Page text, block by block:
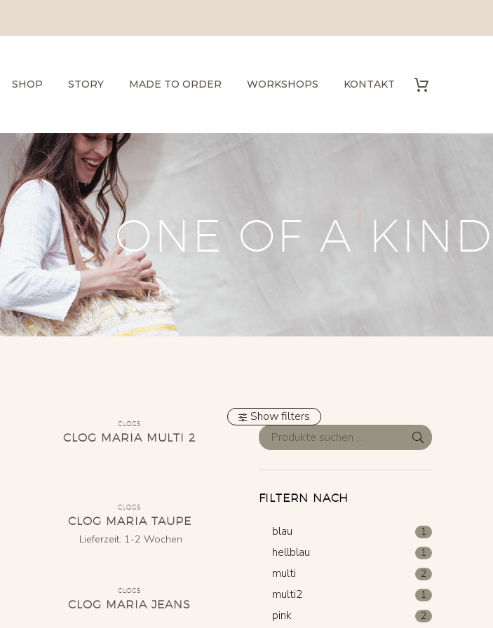
SHOP STORY MADE TO ORDER WORKSHOPS KONTAKT
ONE OF A KIND
Show filters
FILTERN NACH
blau 1
hellblau 1
multi 2
multi2 1
pink 2
CLOGS
CLOG MARIA MULTI 2
CLOGS
CLOG MARIA TAUPE
Lieferzeit: 1-2 Wochen
CLOGS
CLOG MARIA JEANS